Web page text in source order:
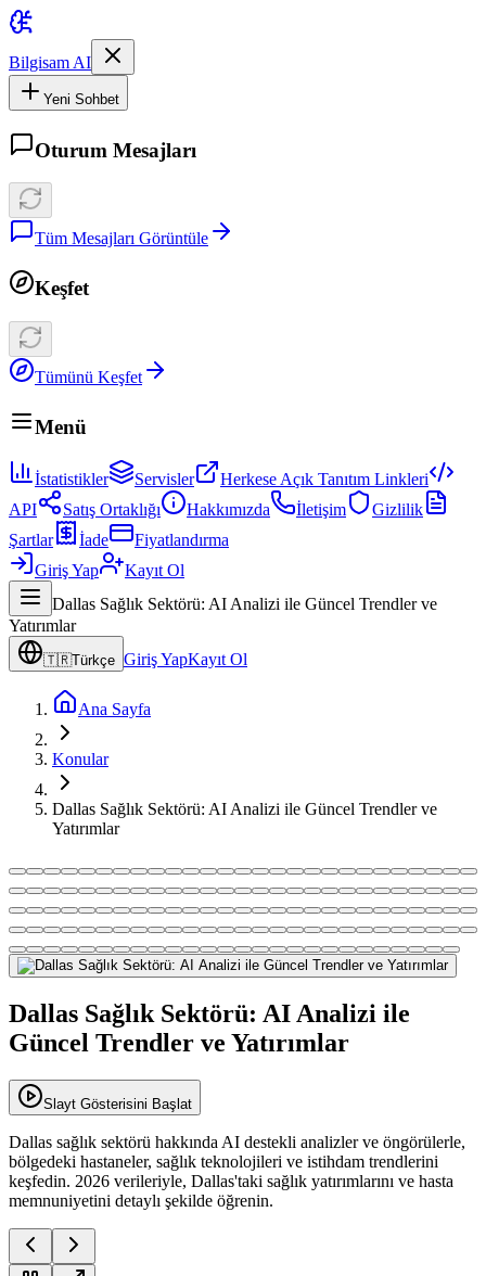
Bilgisam AI
Yeni Sohbet
Oturum Mesajları
Tüm Mesajları Görüntüle
Keşfet
Tümünü Keşfet
Menü
İstatistikler Servisler
Herkese Açık Tanıtım Linkleri
API
Satış Ortaklığı Hakkımızda İletişim
Gizlilik
Şartlar
İade
Fiyatlandırma
Giriş Yap
Kayıt Ol
Dallas Sağlık Sektörü: AI Analizi ile Güncel Trendler ve
Yatırımlar
🇹🇷Türkçe Giriş YapKayıt Ol
Ana Sayfa
Konular
Dallas Sağlık Sektörü: AI Analizi ile Güncel Trendler ve
Yatırımlar
Dallas Sağlık Sektörü: AI Analizi ile
Güncel Trendler ve Yatırımlar
Slayt Gösterisini Başlat
Dallas sağlık sektörü hakkında AI destekli analizler ve öngörülerle,
bölgedeki hastaneler, sağlık teknolojileri ve istihdam trendlerini
keşfedin. 2026 verileriyle, Dallas'taki sağlık yatırımlarını ve hasta
memnuniyetini detaylı şekilde öğrenin.